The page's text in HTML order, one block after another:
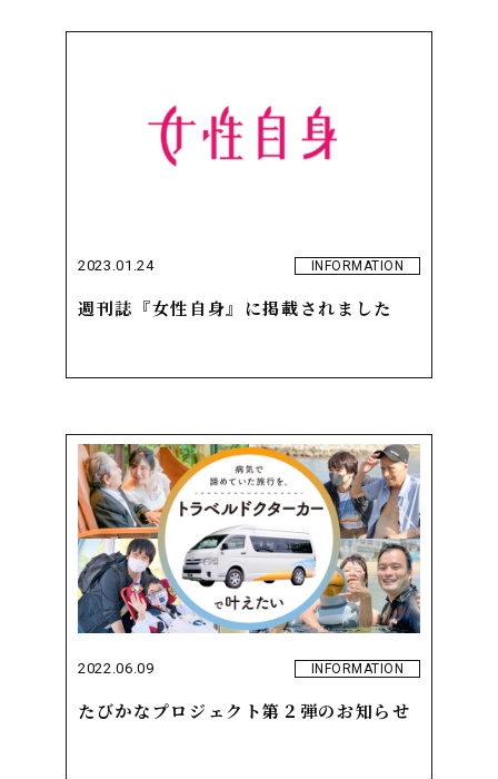
2023.01.24 INFORMATION
週刊誌『女性自身』に掲載されました
2022.06.09 INFORMATION
たびかなプロジェクト第２弾のお知らせ